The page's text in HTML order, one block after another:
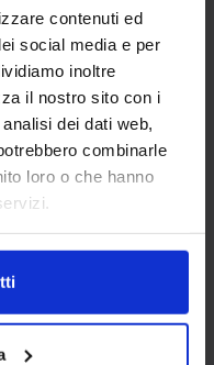
contenuti ed
social media e per
inoltre
il nostro sito con i
dei dati web,
combinarle
loro o che hanno
cerca i migliori
la casa.
HOW TO